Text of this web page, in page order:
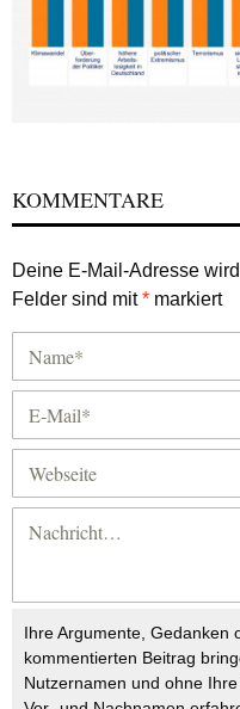
KOMMENTARE
Deine E-Mail-Adresse
Felder sind mit* markiert
Ihre Argumente, Gedanken
kommentierten Beitrag
Nutzernamen und ohne